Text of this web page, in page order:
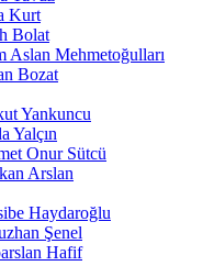
Kurt
Bolat
Aslan Mehmetoğulları
Bozat
Yankuncu
Yalçın
Onur Sütcü
Arslan
Haydaroğlu
Şenel
Hafif